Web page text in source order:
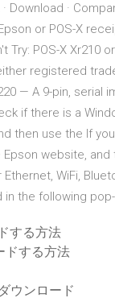
Download ·
or POS-X
Try: POS-X Xr210
registered
— A 9-pin,
if there is a
then use the If
website,
WiFi,
the following
する方法
ドする方法
ウンロード